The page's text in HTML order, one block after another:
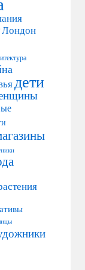
Лондон
дети